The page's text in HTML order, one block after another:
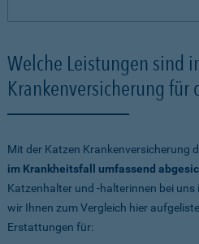
Welche Leistungen sind
Krankenversicherung für
Mit der Katzen Krankenversicherung
im Krankheitsfall umfassend
Katzenhalter und -halterinnen bei
wir Ihnen zum Vergleich hier
Erstattungen für: